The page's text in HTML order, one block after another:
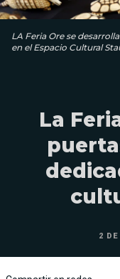
LA Feria Ore se
en el Espacio Cultural
La
2